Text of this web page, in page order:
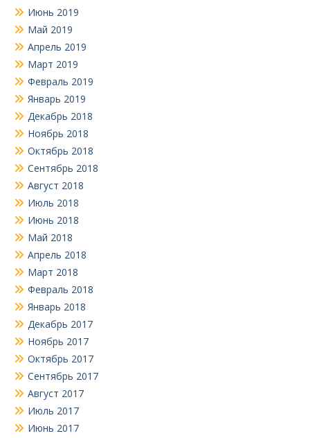
Июнь 2019
Май 2019
Апрель 2019
Март 2019
Февраль 2019
Январь 2019
Декабрь 2018
Ноябрь 2018
Октябрь 2018
Сентябрь 2018
Август 2018
Июль 2018
Июнь 2018
Май 2018
Апрель 2018
Март 2018
Февраль 2018
Январь 2018
Декабрь 2017
Ноябрь 2017
Октябрь 2017
Сентябрь 2017
Август 2017
Июль 2017
Июнь 2017